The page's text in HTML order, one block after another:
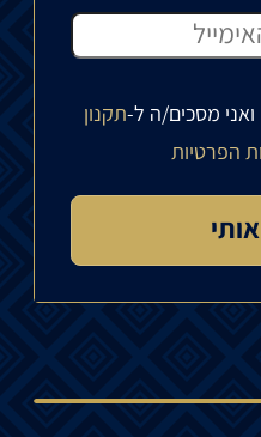
מסכים/ה ל-תקנון
הפרטיות